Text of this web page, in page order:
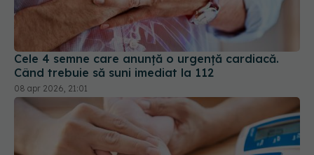
Cele 4 semne care anunță o urgență cardiacă.
Când trebuie să suni imediat la 112
08 apr 2026, 21:01